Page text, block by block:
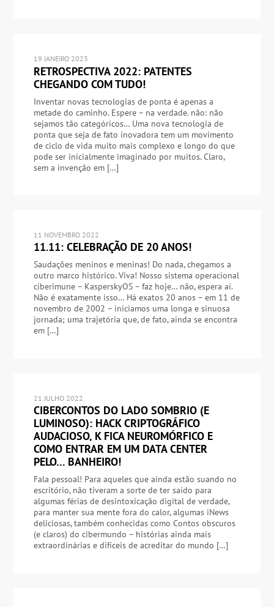
19 JANEIRO 2023
RETROSPECTIVA 2022: PATENTES
CHEGANDO COM TUDO!
Inventar novas tecnologias de ponta é apenas a
metade do caminho. Espere – na verdade. não: não
sejamos tão categóricos… Uma nova tecnologia de
ponta que seja de fato inovadora tem um movimento
de ciclo de vida muito mais complexo e longo do que
pode ser inicialmente imaginado por muitos. Claro,
sem a invenção em […]
11 NOVEMBRO 2022
11.11: CELEBRAÇÃO DE 20 ANOS!
Saudações meninos e meninas! Do nada, chegamos a
outro marco histórico. Viva! Nosso sistema operacional
ciberimune – KasperskyOS – faz hoje… não, espera aí.
Não é exatamente isso… Há exatos 20 anos – em 11 de
novembro de 2002 – iniciamos uma longa e sinuosa
jornada; uma trajetória que, de fato, ainda se encontra
em […]
21 JULHO 2022
CIBERCONTOS DO LADO SOMBRIO (E
LUMINOSO): HACK CRIPTOGRÁFICO
AUDACIOSO, K FICA NEUROMÓRFICO E
COMO ENTRAR EM UM DATA CENTER
PELO… BANHEIRO!
Fala pessoal! Para aqueles que ainda estão suando no
escritório, não tiveram a sorte de ter saído para
algumas férias de desintoxicação digital de verdade,
para manter sua mente fora do calor, algumas iNews
deliciosas, também conhecidas como Contos obscuros
(e claros) do cibermundo – histórias ainda mais
extraordinárias e difíceis de acreditar do mundo […]